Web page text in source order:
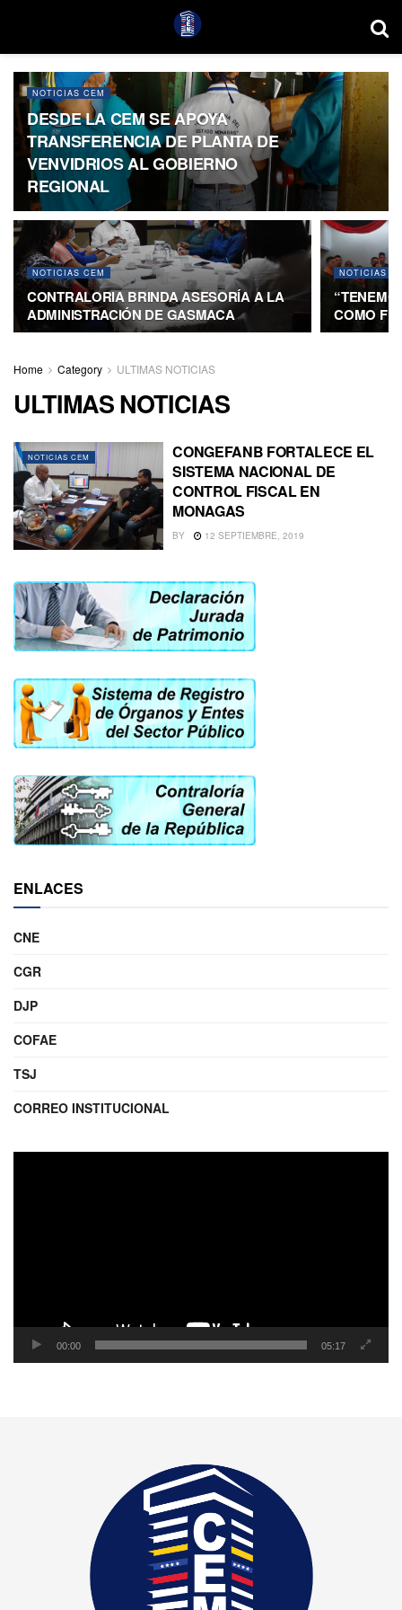
NOTICIAS CEM
DESDE LA CEM SE APOYA
TRANSFERENCIA DE PLANTA DE
VENVIDRIOS AL GOBIERNO
REGIONAL
NOTICIAS CEM
CONTRALORIA BRINDA ASESORÍA A LA
ADMINISTRACIÓN DE GASMACA
NOTICIAS
COMO
Home Category ULTIMAS NOTICIAS
ULTIMAS NOTICIAS
NOTICIAS CEM
CONGEFANB FORTALECE EL
SISTEMA NACIONAL DE
CONTROL FISCAL EN
MONAGAS
BY 12 SEPTIEMBRE, 2019
ENLACES
CNE
CGR
DJP
COFAE
TSJ
CORREO INSTITUCIONAL
00:00 05:17